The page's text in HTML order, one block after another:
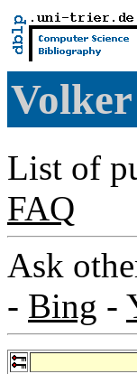
List of
FAQ
Ask
- Bing -